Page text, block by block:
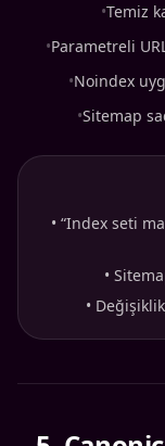
•Temiz
•Parametreli
•Noindex
•Sitemap
• “Index seti
•
•